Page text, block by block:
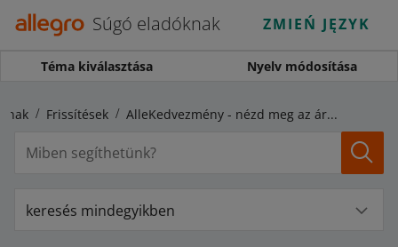
Súgó eladóknak ZMIEŃ JĘZYK
Téma kiválasztása Nyelv módosítása
Frissítések AlleKedvezmény - nézd meg az árulistát
keresés mindegyikben